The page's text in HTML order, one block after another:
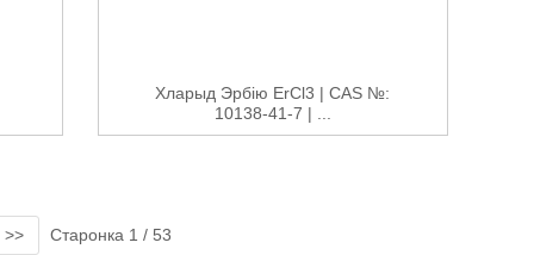
Хларыд Эрбію ErCl3 | CAS №:
10138-41-7 | ...
>> Старонка 1 / 53